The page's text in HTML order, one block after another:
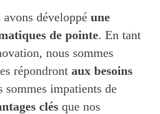
avons développé une
de pointe. En tant
nous sommes
répondront aux besoins
sommes impatients de
clés que nos